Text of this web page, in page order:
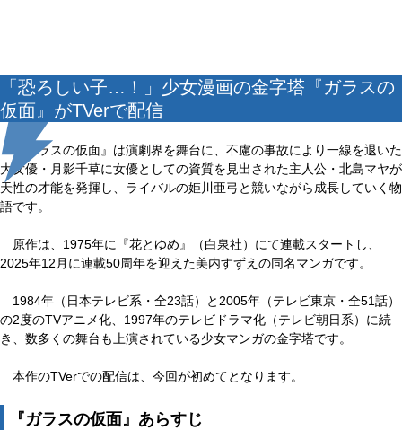
「恐ろしい子…！」少女漫画の金字塔『ガラスの
仮面』がTVerで配信
『ガラスの仮面』は演劇界を舞台に、不慮の事故により一線を退いた
大女優・月影千草に女優としての資質を見出された主人公・北島マヤが
天性の才能を発揮し、ライバルの姫川亜弓と競いながら成長していく物
語です。
原作は、1975年に『花とゆめ』（白泉社）にて連載スタートし、
2025年12月に連載50周年を迎えた美内すずえの同名マンガです。
1984年（日本テレビ系・全23話）と2005年（テレビ東京・全51話）
の2度のTVアニメ化、1997年のテレビドラマ化（テレビ朝日系）に続
き、数多くの舞台も上演されている少女マンガの金字塔です。
本作のTVerでの配信は、今回が初めてとなります。
『ガラスの仮面』あらすじ